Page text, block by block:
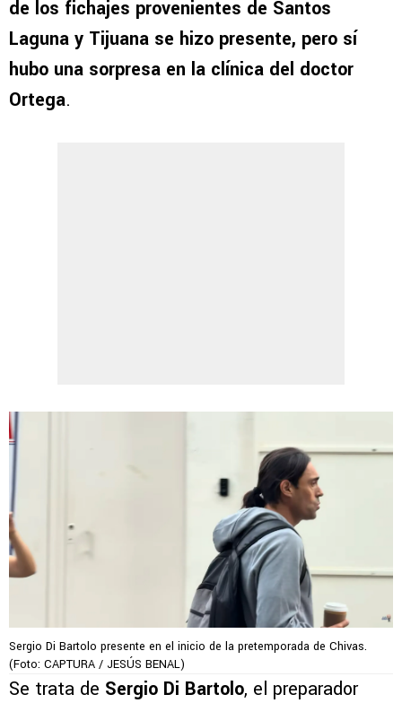
de los fichajes provenientes de Santos
Laguna y Tijuana se hizo presente, pero sí
hubo una sorpresa en la clínica del doctor
Ortega.
Sergio Di Bartolo presente en el inicio de la pretemporada de Chivas.
(Foto: CAPTURA / JESÚS BENAL)
Se trata de Sergio Di Bartolo, el preparador